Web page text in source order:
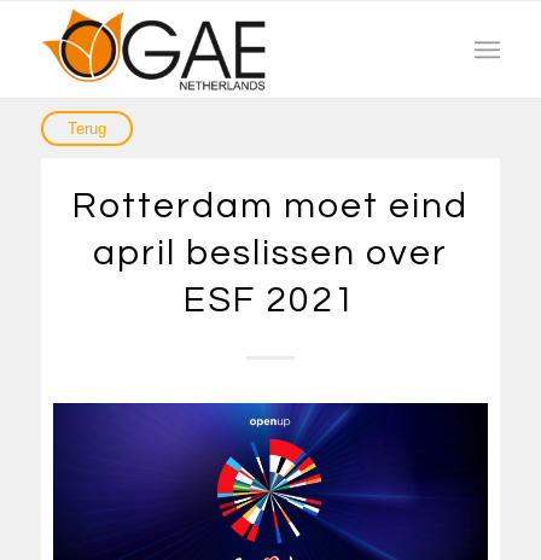
Rotterdam moet eind
april beslissen over
ESF 2021